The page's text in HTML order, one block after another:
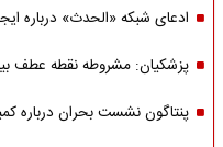
ادعای شبکه «الحدث» درباره
پزشکیان: مشروطه نقطه عطف
پنتاگون نشست بحران درباره